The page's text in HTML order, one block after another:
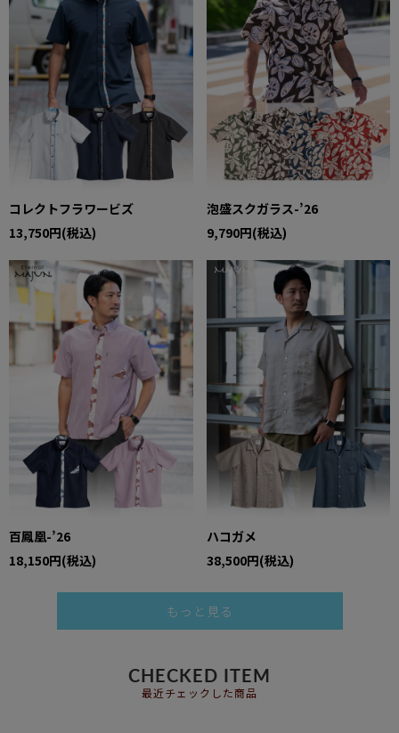
コレクトフラワービズ
13,750円(税込)
泡盛スクガラス-’26
9,790円(税込)
百鳳凰-’26
18,150円(税込)
ハコガメ
38,500円(税込)
もっと見る
CHECKED ITEM
最近チェックした商品